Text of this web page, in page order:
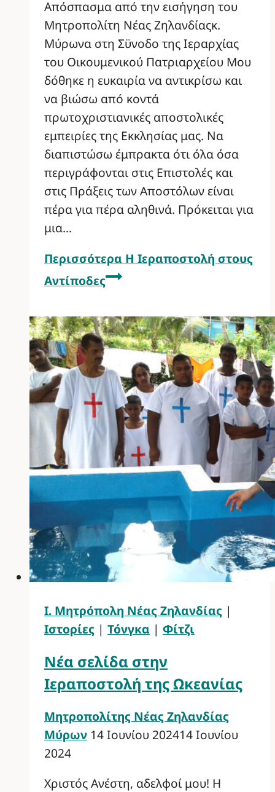
Απόσπασμα από την εισήγηση του
Μητροπολίτη Νέας Ζηλανδίαςκ.
Μύρωνα στη Σϋνοδο της Ιεραρχίας
του Οικουμενικού Πατριαρχείου Μου
δόθηκε η ευκαιρία να αντικρίσω και
να βιώσω από κοντά
πρωτοχριστιανικές αποστολικές
εμπειρίες της Εκκλησίας μας. Να
διαπιστώσω έμπρακτα ότι όλα όσα
περιγράφονται στις Επιστολές και
στις Πράξεις των Αποστόλων είναι
πέρα για πέρα αληθινά. Πρόκειται για
μια…
Περισσότερα Η Ιεραποστολή στους
Αντίποδες
Ι. Μητρόπολη Νέας Ζηλανδίας |
Ιστορίες | Τόνγκα | Φίτζι
Νέα σελίδα στην
Ιεραποστολή της Ωκεανίας
Μητροπολίτης Νέας Ζηλανδίας
Μύρων 14 Ιουνίου 202414 Ιουνίου
2024
Χριστός Ανέστη, αδελφοί μου! Η